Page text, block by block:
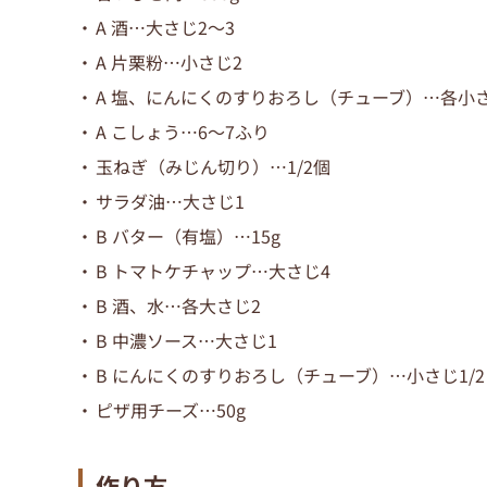
A 酒…大さじ2～3
A 片栗粉…小さじ2
A 塩、にんにくのすりおろし（チューブ）…各小
A こしょう…6～7ふり
玉ねぎ（みじん切り）…1/2個
サラダ油…大さじ1
B バター（有塩）…15g
B トマトケチャップ…大さじ4
B 酒、水…各大さじ2
B 中濃ソース…大さじ1
B にんにくのすりおろし（チューブ）…小さじ1/2
ピザ用チーズ…50g